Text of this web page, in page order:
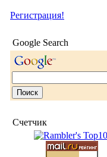
Регистрация!
Google Search
Счетчик